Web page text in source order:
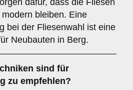
dafür, dass die Fliesen
bleiben. Eine
bei der Fliesenwahl ist eine
Neubauten in Berg.
sind für
zu empfehlen?